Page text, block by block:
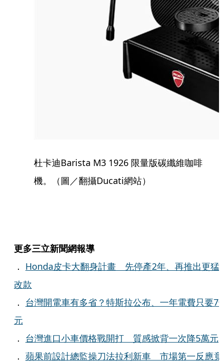
杜卡迪Barista M3 1926 限量版碳纖維咖啡
機。（圖／翻攝Ducati網站）
更多三立新聞網報導
． Honda皮卡大翻身計畫 先停產2年、再推出更猛
改款
． 台灣開電車有多省？特斯拉公布、一年電費只要7
元
． 台灣進口小車價格戰開打 質感掀背一次降5萬元
． 蘋果前設計總監操刀法拉利新車 市場第一反應竟